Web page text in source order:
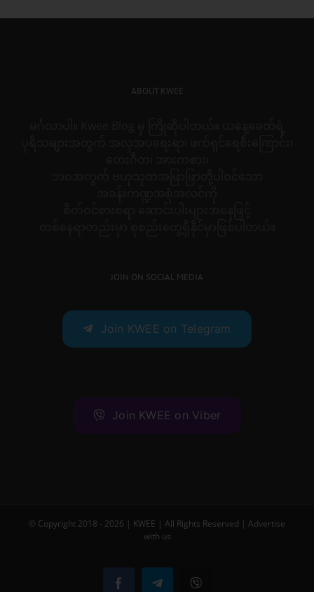
ABOUT KWEE
JOIN ON SOCIAL MEDIA
Join KWEE on Telegram
Join KWEE on Viber
© Copyright 2018 - 2026 | KWEE | All Rights Reserved | Advertise
with us
FacebookTelegramViber